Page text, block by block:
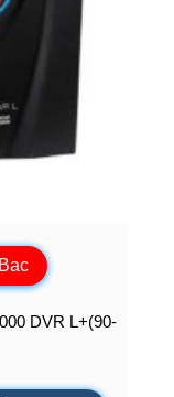
DVR L+(90-